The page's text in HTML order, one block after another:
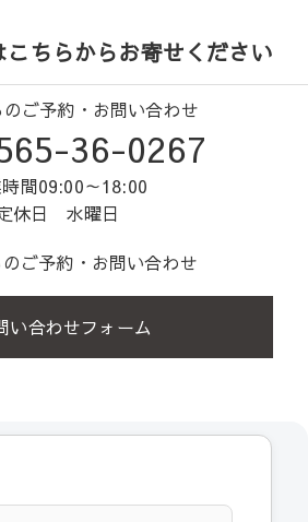
こちらからお寄せください
ご予約・お問い合わせ
36-0267
間09:00～18:00
休日 水曜日
ご予約・お問い合わせ
い合わせフォーム